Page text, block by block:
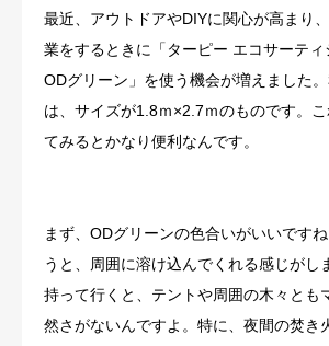
最近、アウトドアやDIYに関心が高まり
業をするときに「ターピー エコサーテ
ODグリーン」を使う機会が増えました
は、サイズが1.8ｍ×2.7ｍのものです。
てみるとかなり便利なんです。
まず、ODグリーンの色合いがいいです
うと、周囲に溶け込んでくれる感じがし
持って行くと、テントや周囲の木々とも
然さがないんですよ。特に、夜間の焚き